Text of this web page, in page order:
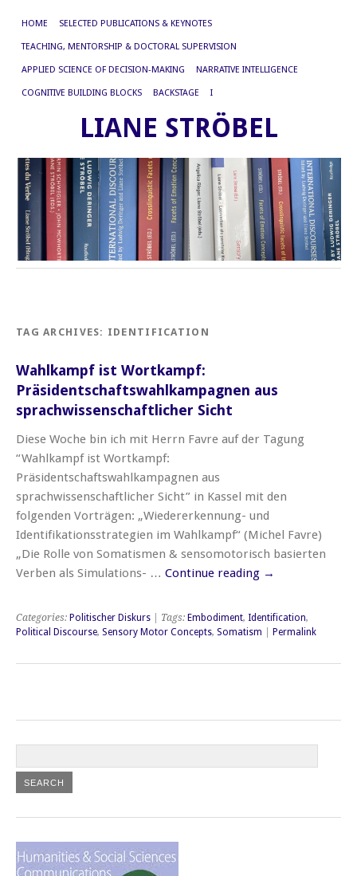
HOME SELECTED PUBLICATIONS & KEYNOTES
TEACHING, MENTORSHIP & DOCTORAL SUPERVISION
APPLIED SCIENCE OF DECISION-MAKING NARRATIVE INTELLIGENCE
COGNITIVE BUILDING BLOCKS BACKSTAGE I
LIANE STRÖBEL
TAG ARCHIVES: IDENTIFICATION
Wahlkampf ist Wortkampf:
Präsidentschaftswahlkampagnen aus
sprachwissenschaftlicher Sicht
Diese Woche bin ich mit Herrn Favre auf der Tagung
“Wahlkampf ist Wortkampf:
Präsidentschaftswahlkampagnen aus
sprachwissenschaftlicher Sicht” in Kassel mit den
folgenden Vorträgen: „Wiedererkennung- und
Identifikationsstrategien im Wahlkampf“ (Michel Favre)
„Die Rolle von Somatismen & sensomotorisch basierten
Verben als Simulations- … Continue reading →
Categories: Politischer Diskurs | Tags: Embodiment, Identification,
Political Discourse, Sensory Motor Concepts, Somatism Permalink